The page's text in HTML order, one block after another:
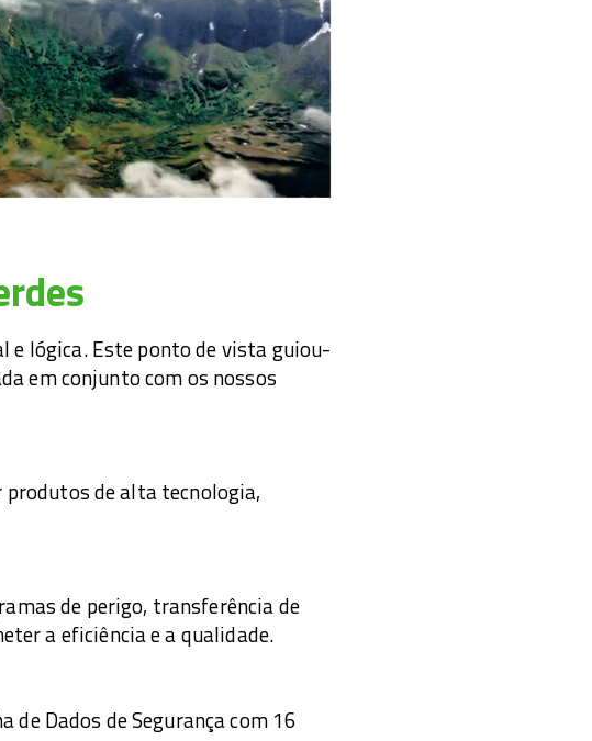
e lógica. Este ponto de vista guiou-
em conjunto com os nossos
produtos de alta tecnologia,
de perigo, transferência de
a eficiência e a qualidade.
de Dados de Segurança com 16